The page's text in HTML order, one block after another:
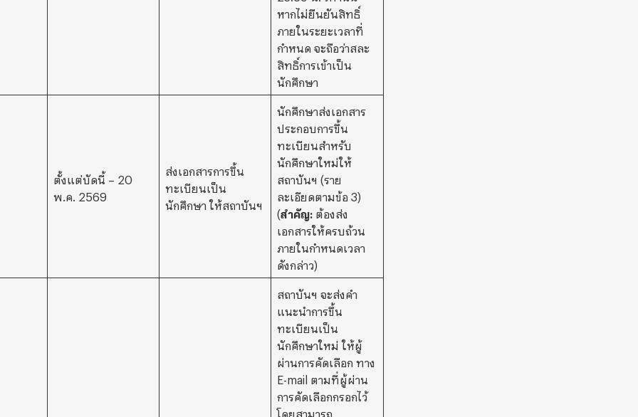
หากไม่ยืนยันสิทธิ์
ภายในระยะเวลาที่
กำหนด จะถือว่าสละ
สิทธิ์การเข้าเป็น
นักศึกษา
ตั้งแต่บัดนี้ – 20
พ.ค. 2569
ส่งเอกสารการขึ้น
ทะเบียนเป็น
นักศึกษา ให้สถาบันฯ
นักศึกษาส่งเอกสาร
ประกอบการขึ้น
ทะเบียนสำหรับ
นักศึกษาใหม่ให้
สถาบันฯ (ราย
ละเอียดตามข้อ 3)
(สำคัญ: ต้องส่ง
เอกสารให้ครบถ้วน
ภายในกำหนดเวลา
ดังกล่าว)
สถาบันฯ จะส่งคำ
แนะนำการขึ้น
ทะเบียนเป็น
นักศึกษาใหม่ ให้ผู้
ผ่านการคัดเลือก ทาง
E-mail ตามที่ผู้ผ่าน
การคัดเลือกกรอกไว้
โดยสามารถ